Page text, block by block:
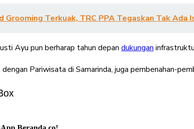
Grooming Terkuak, TRC PPA Tegaskan Tak Ada
Ayu pun berharap tahun depan dukungan
Pariwisata di Samarinda, juga pembenahan-